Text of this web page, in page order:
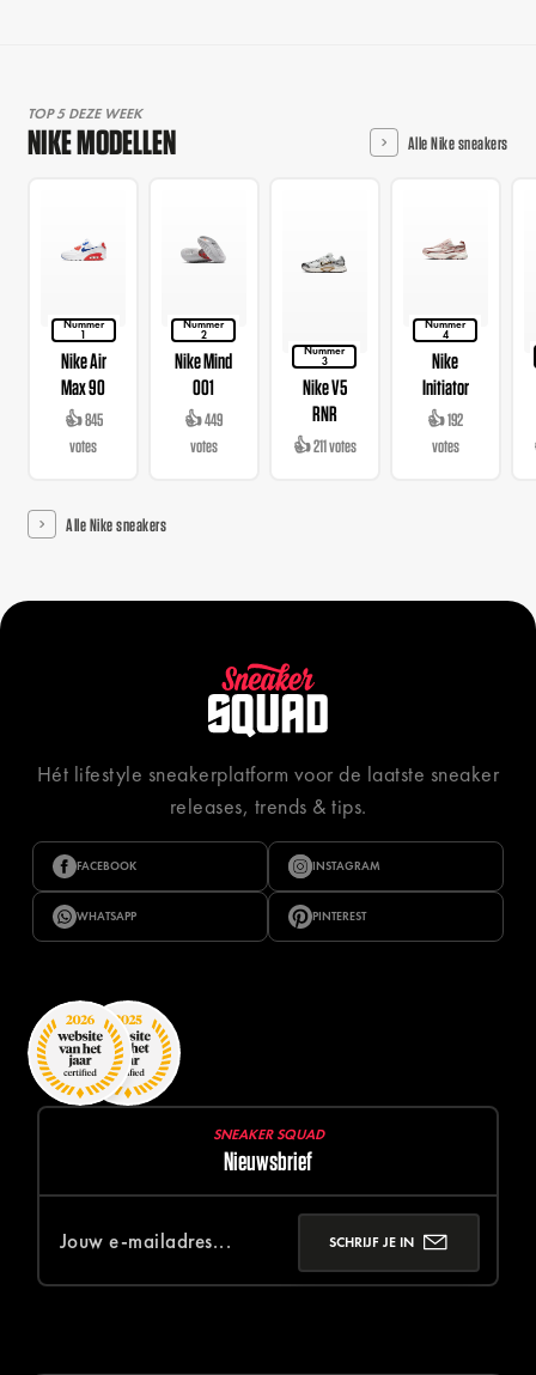
TOP 5 DEZE WEEK
NIKE MODELLEN Alle Nike sneakers
Nummer
1
Nike Air
Max 90
👍 845
votes
Nummer
2
Nike Mind
001
👍 449
votes
Nummer
3
Nike V5
RNR
👍 211 votes
Nummer
4
Nike
Initiator
👍 192
votes
Alle Nike sneakers
Hét lifestyle sneakerplatform voor de laatste sneaker
releases, trends & tips.
FACEBOOK INSTAGRAM
WHATSAPP PINTEREST
SNEAKER SQUAD
Nieuwsbrief
SCHRIJF JE IN